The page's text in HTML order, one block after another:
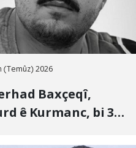
(Temûz) 2026
Baxçeqî,
ê Kurmanc, bi 3